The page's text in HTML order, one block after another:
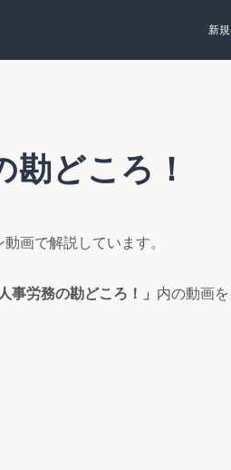
新
どころ！
画で解説しています。
事労務の勘どころ！」 内の動画